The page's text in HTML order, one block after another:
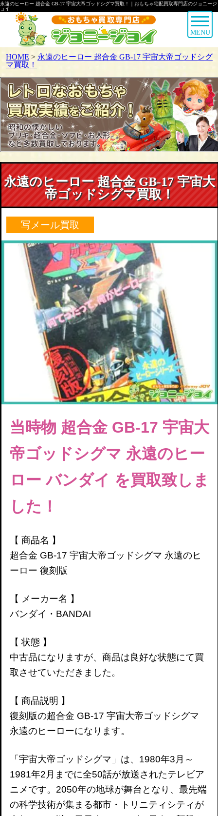
永遠のヒーロー 超合金 GB-17 宇宙大帝ゴッドシグマ買取！｜おもちゃ宅配買取専門店のジョニージ
ョイ
MENU
HOME > 永遠のヒーロー 超合金 GB-17 宇宙大帝ゴッドシグ
マ買取！
永遠のヒーロー 超合金 GB-17 宇宙大
帝ゴッドシグマ買取！
写メール買取
当時物 超合金 GB-17 宇宙大
帝ゴッドシグマ 永遠のヒー
ロー バンダイ を買取致しま
した！
【 商品名 】
超合金 GB-17 宇宙大帝ゴッドシグマ 永遠のヒ
ーロー 復刻版
【 メーカー名 】
バンダイ・BANDAI
【 状態 】
中古品になりますが、商品は良好な状態にて買
取させていただきました。
【 商品説明 】
復刻版の超合金 GB-17 宇宙大帝ゴッドシグマ
永遠のヒーローになります。
「宇宙大帝ゴッドシグマ」は、1980年3月～
1981年2月までに全50話が放送されたテレビア
ニメです。2050年の地球が舞台となり、最先端
の科学技術が集まる都市・トリニティシティが